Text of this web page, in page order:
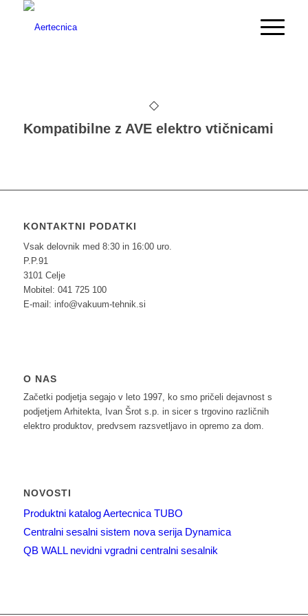
Kompatibilne z AVE elektro vtičnicami
KONTAKTNI PODATKI
Vsak delovnik med 8:30 in 16:00 uro.
P.P.91
3101 Celje
Mobitel: 041 725 100
E-mail: info@vakuum-tehnik.si
O NAS
Začetki podjetja segajo v leto 1997, ko smo pričeli dejavnost s
podjetjem Arhitekta, Ivan Šrot s.p. in sicer s trgovino različnih
elektro produktov, predvsem razsvetljavo in opremo za dom.
NOVOSTI
Produktni katalog Aertecnica TUBO
Centralni sesalni sistem nova serija Dynamica
QB WALL nevidni vgradni centralni sesalnik